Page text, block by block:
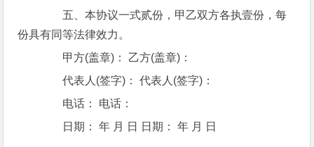
五、本协议一式贰份，甲乙双方各执壹份，每
份具有同等法律效力。
甲方(盖章)： 乙方(盖章)：
代表人(签字)： 代表人(签字)：
电话： 电话：
日期： 年 月 日 日期： 年 月 日